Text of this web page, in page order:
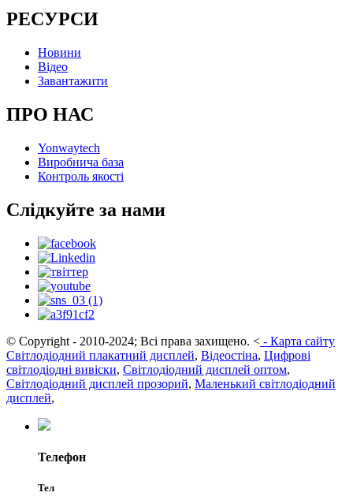
РЕСУРСИ
Новини
Відео
Завантажити
ПРО НАС
Yonwaytech
Виробнича база
Контроль якості
Слідкуйте за нами
© Copyright - 2010-2024; Всі права захищено. < - Карта сайту
Світлодіодний плакатний дисплей, Відеостіна, Цифрові
світлодіодні вивіски, Світлодіодний дисплей оптом,
Світлодіодний дисплей прозорий, Маленький світлодіодний
дисплей,
Телефон
Тел